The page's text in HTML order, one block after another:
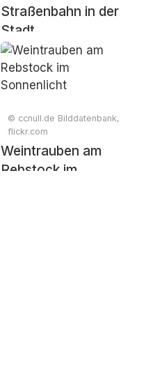
Straßenbahn in der
Stadt
© ccnull.de Bilddatenbank,
flickr.com
Weintrauben am
Rebstock im